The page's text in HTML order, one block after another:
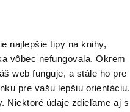
najlepšie tipy na knihy,
vôbec nefungovala. Okrem
web funguje, a stále ho pre
pre vašu lepšiu orientáciu.
Niektoré údaje zdieľame aj s